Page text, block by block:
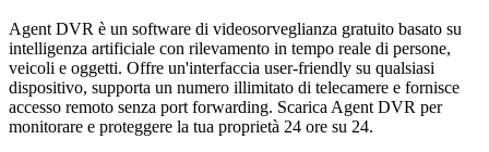
Agent DVR è un software di videosorveglianza gratuito basato su
intelligenza artificiale con rilevamento in tempo reale di persone,
veicoli e oggetti. Offre un'interfaccia user-friendly su qualsiasi
dispositivo, supporta un numero illimitato di telecamere e fornisce
accesso remoto senza port forwarding. Scarica Agent DVR per
monitorare e proteggere la tua proprietà 24 ore su 24.